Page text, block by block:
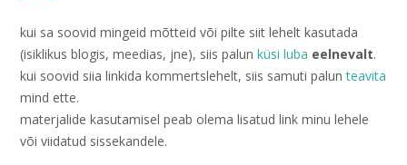
kui sa soovid mingeid mõtteid või pilte siit lehelt kasutada
(isiklikus blogis, meedias, jne), siis palun küsi luba eelnevalt.
kui soovid siia linkida kommertslehelt, siis samuti palunteavita
mind ette.
materjalide kasutamisel peab olema lisatud link minu lehele
või viidatud sissekandele.